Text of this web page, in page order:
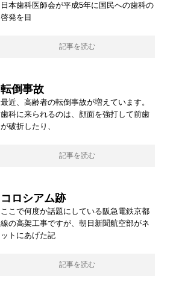
日本歯科医師会が平成5年に国民への歯科の
啓発を目
記事を読む
転倒事故
最近、高齢者の転倒事故が増えています。
歯科に来られるのは、顔面を強打して前歯
が破折したり、
記事を読む
コロシアム跡
ここで何度か話題にしている阪急電鉄京都
線の高架工事ですが、朝日新聞航空部がネ
ットにあげた記
記事を読む